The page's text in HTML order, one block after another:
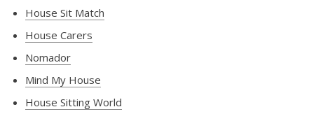
House Sit Match
House Carers
Nomador
Mind My House
House Sitting World